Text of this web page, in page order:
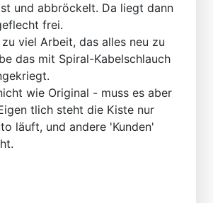
und abbröckelt. Da liegt dann
frei.
viel Arbeit, das alles neu zu
das mit Spiral-Kabelschlauch
wie Original - muss es aber
tlich steht die Kiste nur
läuft, und andere 'Kunden'